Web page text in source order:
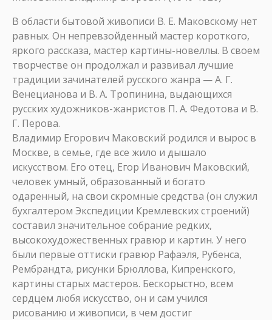
В области бытовой живописи В. Е. Маковскому нет
равных. Он непревзойденный мастер короткого,
яркого рассказа, мастер картины-новеллы. В своем
творчестве он продолжал и развивал лучшие
традиции зачинателей русского жанра — А. Г.
Венецианова и В. А. Тропинина, выдающихся
русских художников-жанристов П. А. Федотова и В.
Г. Перова.
Владимир Егорович Маковский родился и вырос в
Москве, в семье, где все жило и дышало
искусством. Его отец, Егор Иванович Маковский,
человек умный, образованный и богато
одаренный, на свои скромные средства (он служил
бухгалтером Экспедиции Кремлевских строений)
составил значительное собрание редких,
высокохудожественных гравюр и картин. У него
были первые оттиски гравюр Рафаэля, Рубенса,
Рембрандта, рисунки Брюллова, Кипренского,
картины старых мастеров. Бескорыстно, всем
сердцем любя искусство, он и сам учился
рисованию и живописи, в чем достиг